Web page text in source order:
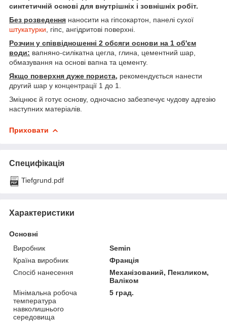
синтетичній основі для внутрішніх і зовнішніх робіт.
Без розведення наносити на гіпсокартон, панелі сухої
штукатурки , гіпс, ангідритові поверхні.
Розчин у співвідношенні 2 обсяги основи на 1 об'єм
води: вапняно-силікатна цегла, глина, цементний шар,
обмазування на основі вапна та цементу.
Якщо поверхня дуже пориста, рекомендується нанести
другий шар у концентрації 1 до 1.
Зміцнює й готує основу, одночасно забезпечує чудову адгезію
наступних матеріалів.
Приховати
Специфікація
Tiefgrund.pdf
Характеристики
Основні
Виробник
Semin
Країна виробник
Франція
Спосіб нанесення
Механізований, Пензликом,
Валіком
Мінімальна робоча
температура
навколишнього
середовища
5 град.